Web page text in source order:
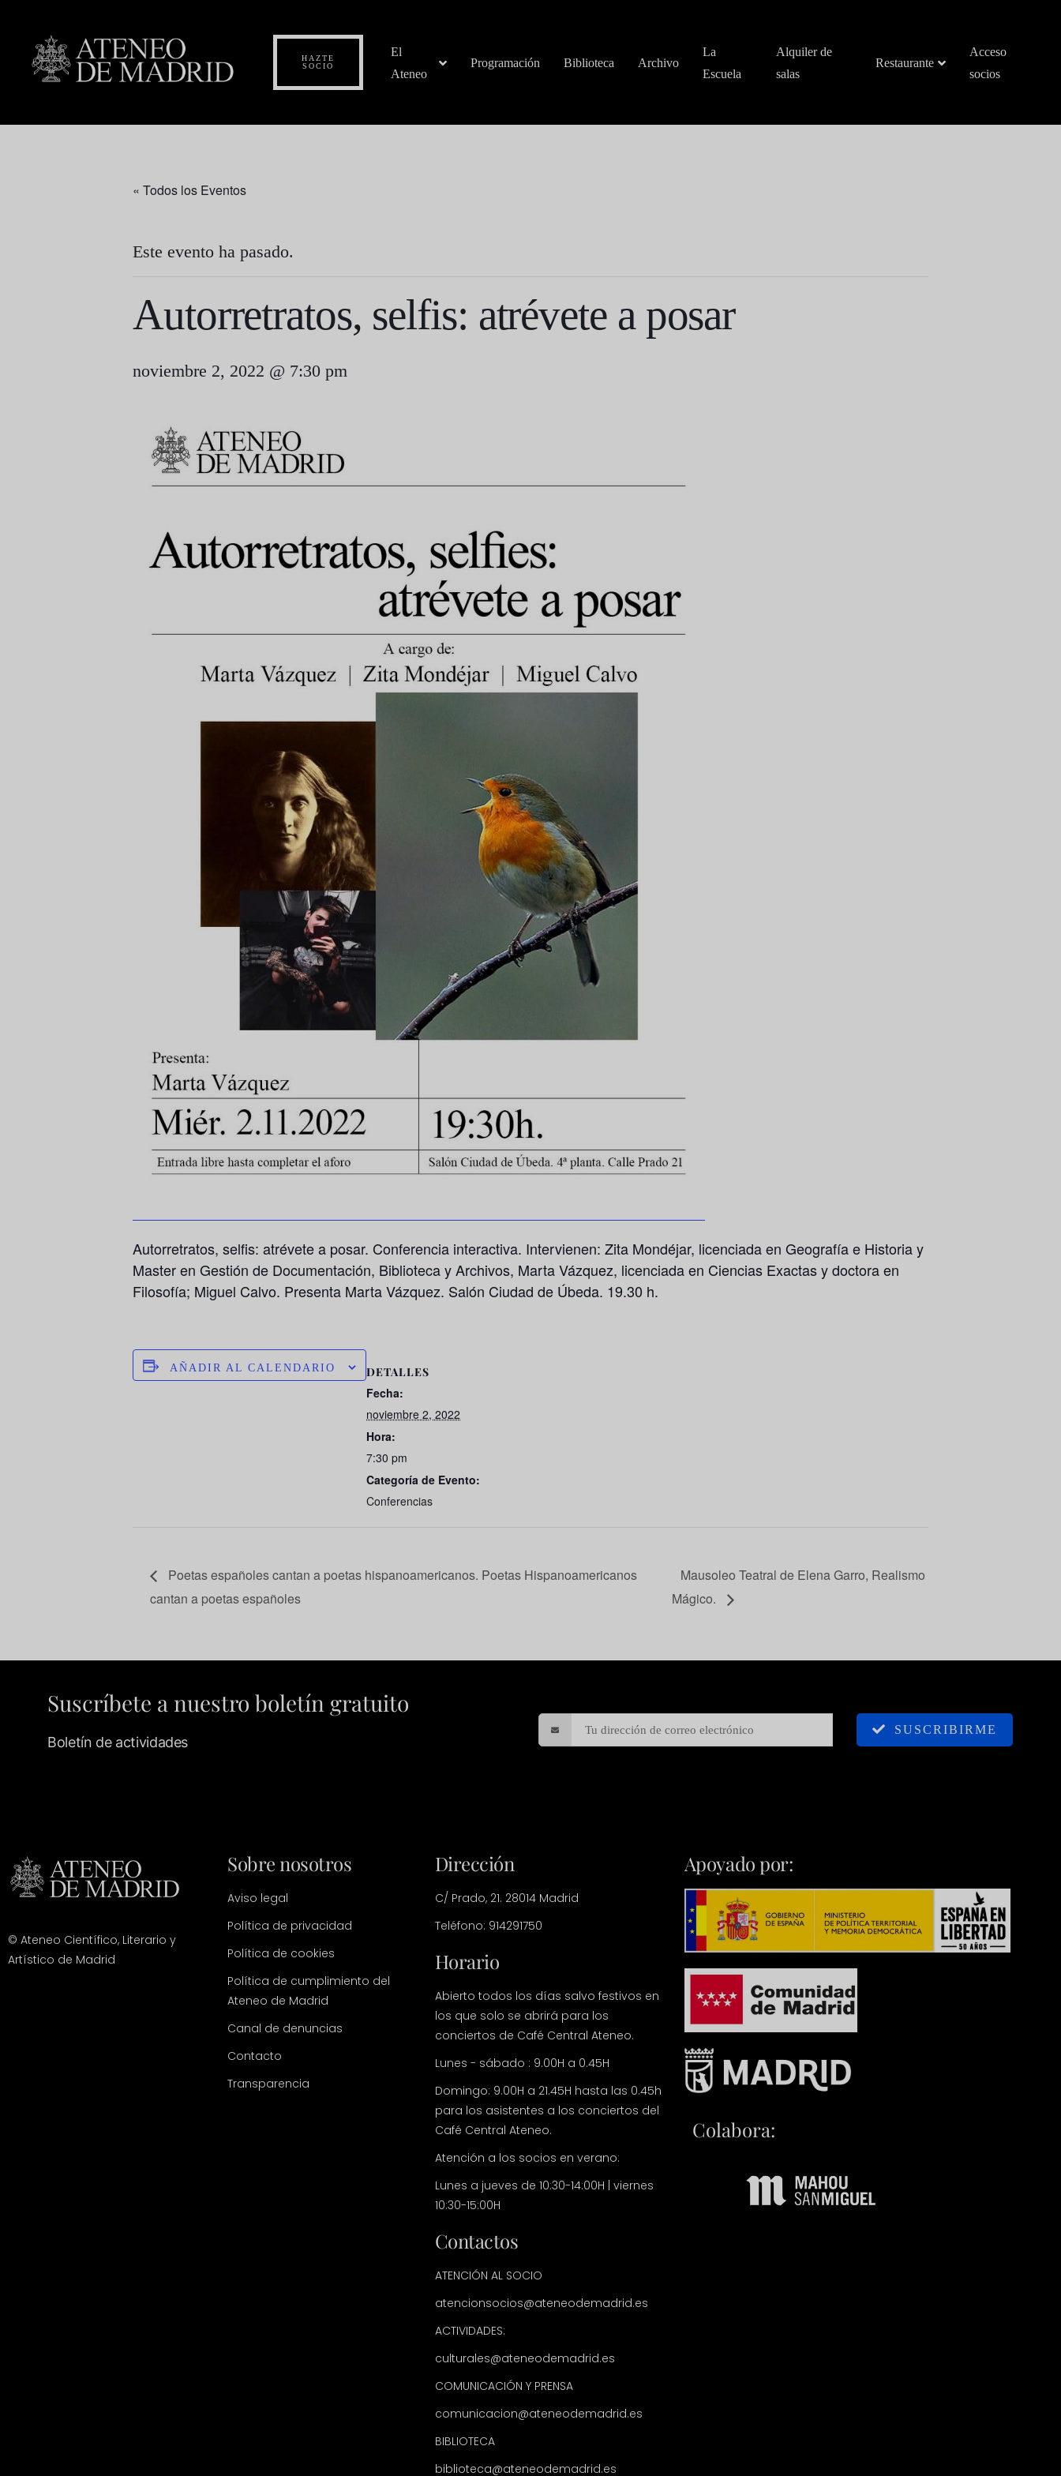
HAZTE
SOCIO
El
Ateneo
Programación Biblioteca Archivo
La
Escuela
Alquiler de
salas
Restaurante
Acceso
socios
« Todos los Eventos
Este evento ha pasado.
Autorretratos, selfis: atrévete a posar
noviembre 2, 2022 @ 7:30 pm
Autorretratos, selfis: atrévete a posar. Conferencia interactiva. Intervienen: Zita Mondéjar, licenciada en Geografía e Historia y
Master en Gestión de Documentación, Biblioteca y Archivos, Marta Vázquez, licenciada en Ciencias Exactas y doctora en
Filosofía; Miguel Calvo. Presenta Marta Vázquez. Salón Ciudad de Úbeda. 19.30 h.
AÑADIR AL CALENDARIO DETALLES
Fecha:
noviembre 2, 2022
Hora:
7:30 pm
Categoría de Evento:
Conferencias
Poetas españoles cantan a poetas hispanoamericanos. Poetas Hispanoamericanos
cantan a poetas españoles
Mausoleo Teatral de Elena Garro, Realismo
Mágico.
Suscríbete a nuestro boletín gratuito
Boletín de actividades
SUSCRIBIRME
© Ateneo Científico, Literario y
Artístico de Madrid
Sobre nosotros
Aviso legal
Política de privacidad
Política de cookies
Política de cumplimiento del
Ateneo de Madrid
Canal de denuncias
Contacto
Transparencia
Dirección
C/ Prado, 21. 28014 Madrid
Teléfono: 914291750
Horario
Abierto todos los días salvo festivos en
los que solo se abrirá para los
conciertos de Café Central Ateneo.
Lunes - sábado : 9.00H a 0.45H
Domingo: 9.00H a 21.45H hasta las 0.45h
para los asistentes a los conciertos del
Café Central Ateneo.
Atención a los socios en verano:
Lunes a jueves de 10:30-14:00H | viernes
10:30-15:00H
Contactos
ATENCIÓN AL SOCIO
atencionsocios@ateneodemadrid.es
ACTIVIDADES:
culturales@ateneodemadrid.es
COMUNICACIÓN Y PRENSA
comunicacion@ateneodemadrid.es
BIBLIOTECA
biblioteca@ateneodemadrid.es
Apoyado por:
Colabora: